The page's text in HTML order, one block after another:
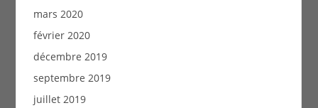
mars 2020
février 2020
décembre 2019
septembre 2019
juillet 2019